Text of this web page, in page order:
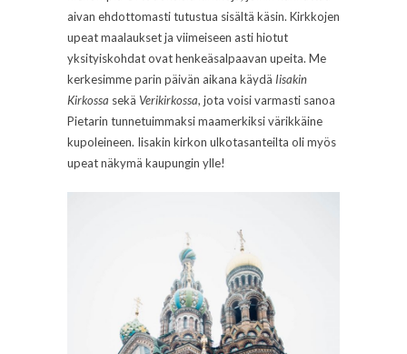
aivan ehdottomasti tutustua sisältä käsin. Kirkkojen
upeat maalaukset ja viimeiseen asti hiotut
yksityiskohdat ovat henkeäsalpaavan upeita. Me
kerkesimme parin päivän aikana käydä Iisakin
Kirkossa sekä Verikirkossa, jota voisi varmasti sanoa
Pietarin tunnetuimmaksi maamerkiksi värikkäine
kupoleineen. Iisakin kirkon ulkotasanteilta oli myös
upeat näkymä kaupungin ylle!